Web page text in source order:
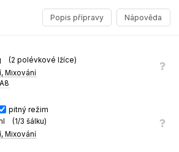
Popis přípravy Nápověda
na 10-12 hodin do studené vody.
přes plátno.
(2 polévkové lžíce)
Mixování
A8
pitný režim
(1/3 šálku)
Mixování